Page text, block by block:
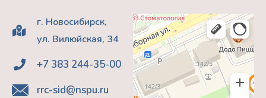
г. Новосибирск,
ул. Вилюйская, 34
+7 383 244-35-00
rrc-sid@nspu.ru